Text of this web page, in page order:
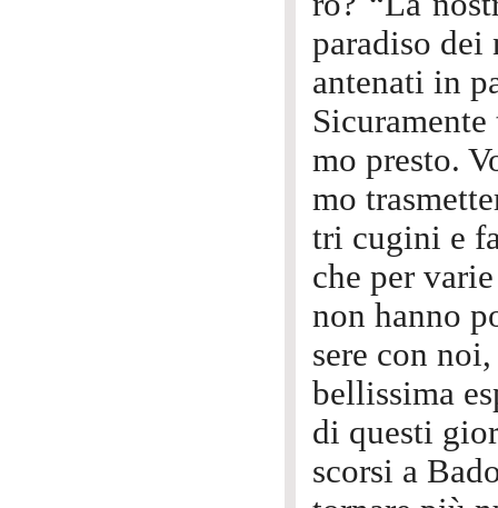
paradiso dei
antenati in
Sicuramente
mo presto.
mo
tri cugini e
che per
non hanno
sere con
bellissima
di questi
scorsi a